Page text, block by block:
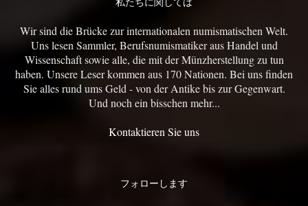
Wir sind die Brücke zur internationalen numismatischen Welt.
Uns lesen Sammler, Berufsnumismatiker aus Handel und
Wissenschaft sowie alle, die mit der Münzherstellung zu tun
haben. Unsere Leser kommen aus 170 Nationen. Bei uns finden
Sie alles rund ums Geld - von der Antike bis zur Gegenwart.
Und noch ein bisschen mehr...
Kontaktieren Sie uns
フォローします